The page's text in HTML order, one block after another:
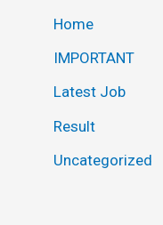
Home
IMPORTANT
Latest Job
Result
Uncategorized